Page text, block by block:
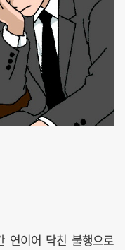
연이어 닥친 불행으로